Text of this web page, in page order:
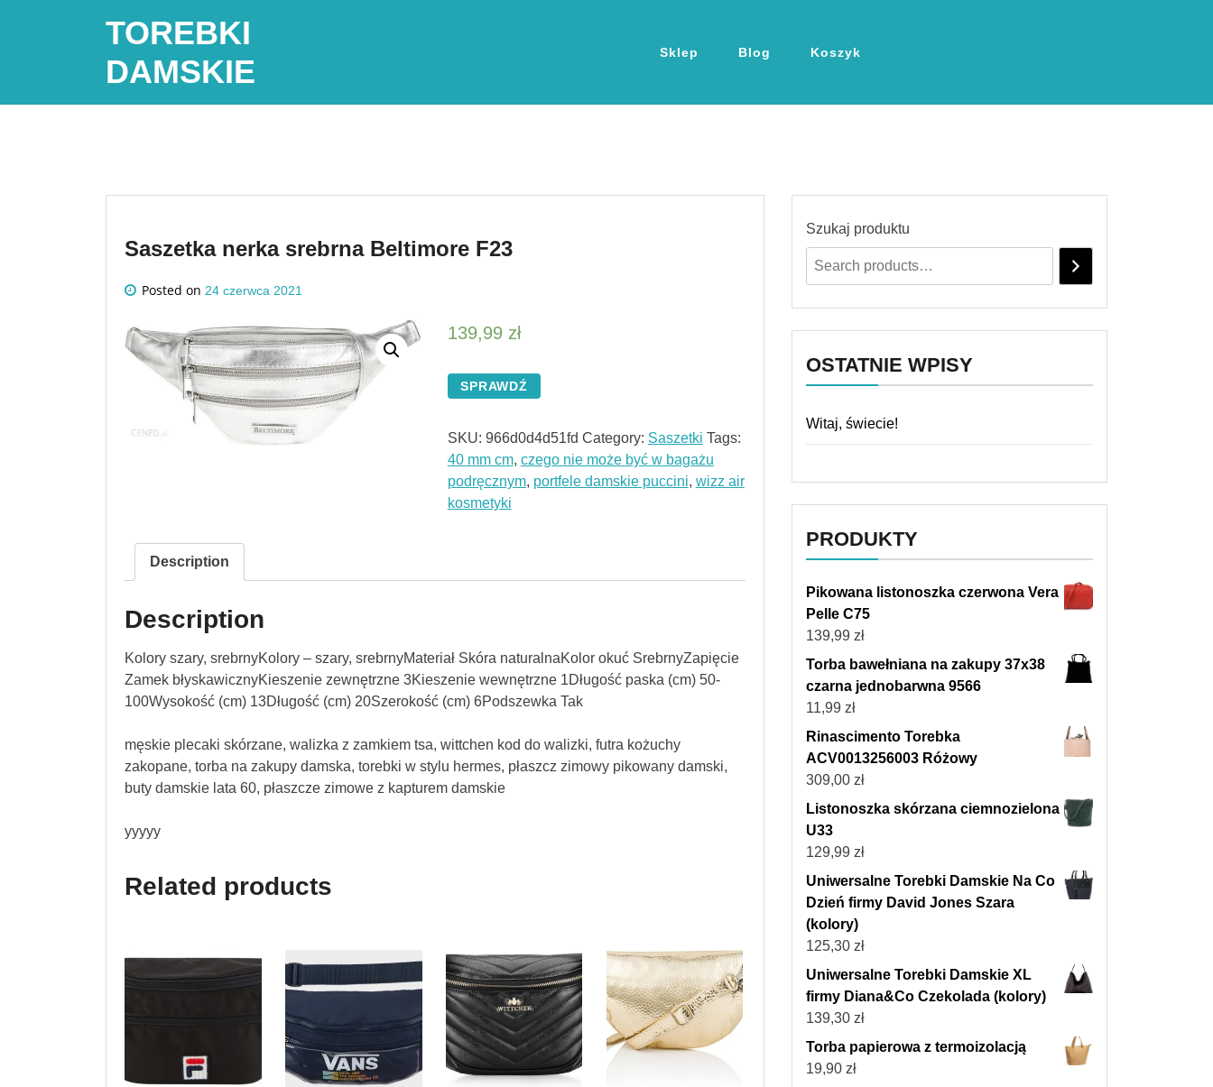
TOREBKI
DAMSKIE
Sklep Blog Koszyk
Saszetka nerka srebrna Beltimore F23
Posted on 24 czerwca 2021
139,99 zł
SPRAWDŹ
SKU: 966d0d4d51fd Category: Saszetki Tags:
40 mm cm, czego nie może być w bagażu
podręcznym, portfele damskie puccini, wizz air
kosmetyki
Description
Description
Kolory szary, srebrnyKolory – szary, srebrnyMateriał Skóra naturalnaKolor okuć SrebrnyZapięcie
Zamek błyskawicznyKieszenie zewnętrzne 3Kieszenie wewnętrzne 1Długość paska (cm) 50-
100Wysokość (cm) 13Długość (cm) 20Szerokość (cm) 6Podszewka Tak
męskie plecaki skórzane, walizka z zamkiem tsa, wittchen kod do walizki, futra kożuchy
zakopane, torba na zakupy damska, torebki w stylu hermes, płaszcz zimowy pikowany damski,
buty damskie lata 60, płaszcze zimowe z kapturem damskie
yyyyy
Related products
Szukaj produktu
OSTATNIE WPISY
Witaj, świecie!
PRODUKTY
Pikowana listonoszka czerwona Vera
Pelle C75
139,99 zł
Torba bawełniana na zakupy 37x38
czarna jednobarwna 9566
11,99 zł
Rinascimento Torebka
ACV0013256003 Różowy
309,00 zł
Listonoszka skórzana ciemnozielona
U33
129,99 zł
Uniwersalne Torebki Damskie Na Co
Dzień firmy David Jones Szara
(kolory)
125,30 zł
Uniwersalne Torebki Damskie XL
firmy Diana&Co Czekolada (kolory)
139,30 zł
Torba papierowa z termoizolacją
19,90 zł